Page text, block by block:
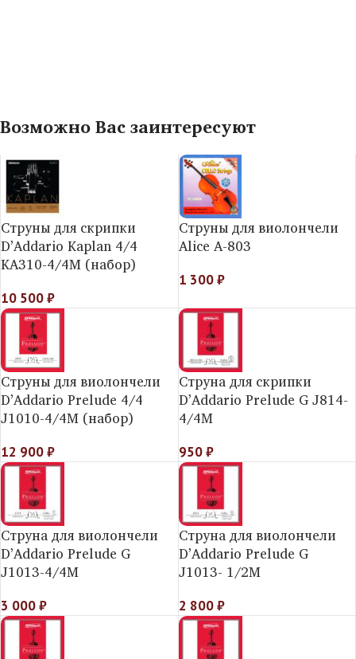
Возможно Вас заинтересуют
Струны для скрипки
D’Addario Kaplan 4/4
KA310-4/4M (набор)
10 500₽
Струны для виолончели
Alice A-803
1 300₽
Струны для виолончели
D’Addario Prelude 4/4
J1010-4/4M (набор)
12 900₽
Струна для скрипки
D’Addario Prelude G J814-
4/4M
950₽
Струна для виолончели
D’Addario Prelude G
J1013-4/4M
3 000₽
Струна для виолончели
D’Addario Prelude G
J1013- 1/2M
2 800₽